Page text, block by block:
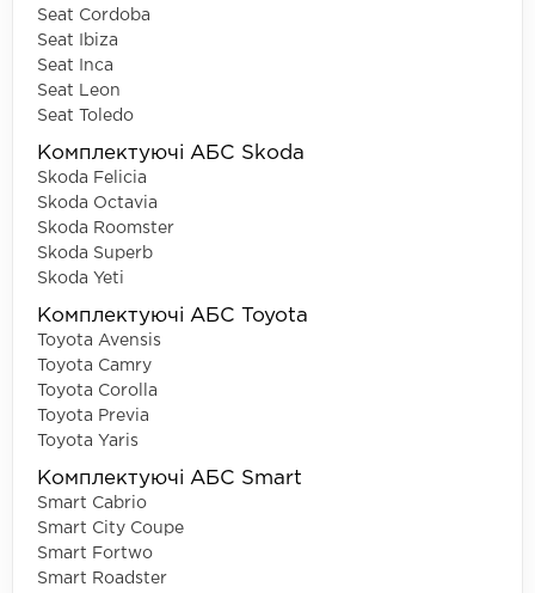
Seat Cordoba
Seat Ibiza
Seat Inca
Seat Leon
Seat Toledo
Комплектуючі АБС Skoda
Skoda Felicia
Skoda Octavia
Skoda Roomster
Skoda Superb
Skoda Yeti
Комплектуючі АБС Toyota
Toyota Avensis
Toyota Camry
Toyota Corolla
Toyota Previa
Toyota Yaris
Комплектуючі АБС Smart
Smart Cabrio
Smart City Coupe
Smart Fortwo
Smart Roadster